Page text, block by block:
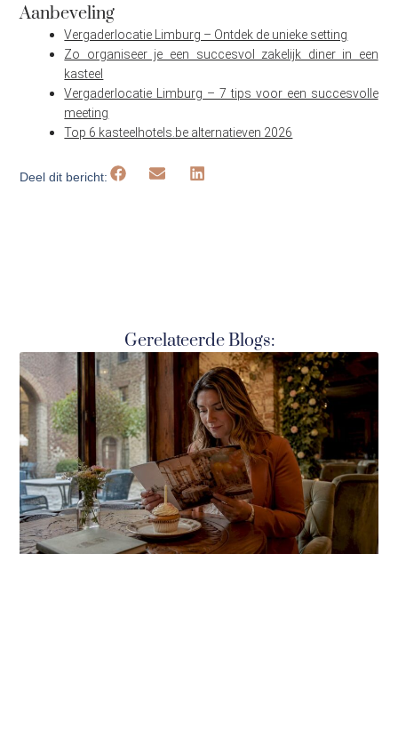
Aanbeveling
Vergaderlocatie Limburg – Ontdek de unieke setting
Zo organiseer je een succesvol zakelijk diner in een
kasteel
Vergaderlocatie Limburg – 7 tips voor een succesvolle
meeting
Top 6 kasteelhotels.be alternatieven 2026
Deel dit bericht:
Gerelateerde Blogs: